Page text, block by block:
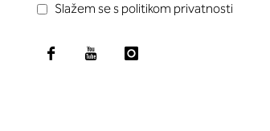
Slažem se s politikom privatnosti